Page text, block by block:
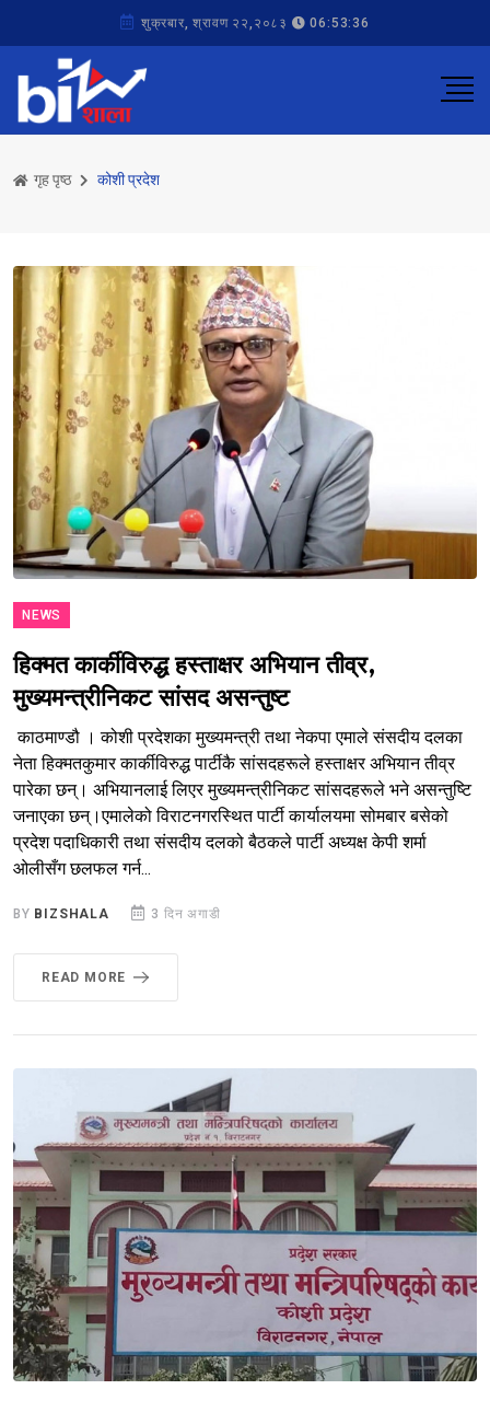
शुक्रबार, श्रावण २२,२०८३ 06:53:36
गृह पृष्ठ कोशी प्रदेश
NEWS
हिक्मत कार्कीविरुद्ध हस्ताक्षर अभियान तीव्र,
मुख्यमन्त्रीनिकट सांसद असन्तुष्ट
काठमाण्डौ । कोशी प्रदेशका मुख्यमन्त्री तथा नेकपा एमाले संसदीय दलका
नेता हिक्मतकुमार कार्कीविरुद्ध पार्टीकै सांसदहरूले हस्ताक्षर अभियान तीव्र
पारेका छन्। अभियानलाई लिएर मुख्यमन्त्रीनिकट सांसदहरूले भने असन्तुष्टि
जनाएका छन्।एमालेको विराटनगरस्थित पार्टी कार्यालयमा सोमबार बसेको
प्रदेश पदाधिकारी तथा संसदीय दलको बैठकले पार्टी अध्यक्ष केपी शर्मा
ओलीसँग छलफल गर्न...
BY BIZSHALA 3 दिन अगाडी
READ MORE